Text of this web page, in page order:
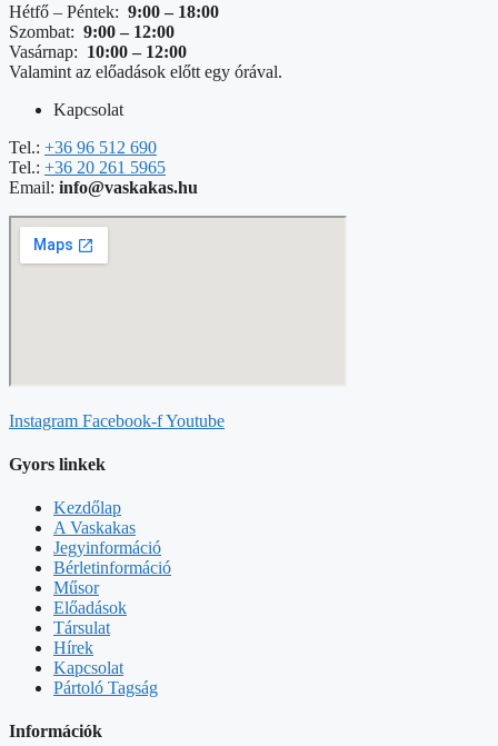
Hétfő – Péntek: 9:00 – 18:00
Szombat: 9:00 – 12:00
Vasárnap: 10:00 – 12:00
Valamint az előadások előtt egy órával.
Kapcsolat
Tel.: +36 96 512 690
Tel.: +36 20 261 5965
Email: info@vaskakas.hu
Instagram Facebook-fYoutube
Gyors linkek
Kezdőlap
A Vaskakas
Jegyinformáció
Bérletinformáció
Műsor
Előadások
Társulat
Hírek
Kapcsolat
Pártoló Tagság
Információk